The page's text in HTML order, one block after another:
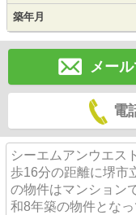
築年月
メー
電
シーエムアンウエス
歩16分の距離に堺市
の物件はマンション
和8年築の物件とな